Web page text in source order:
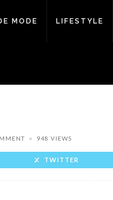
MODE LIFESTYLE
948 VIEWS
TWITTER